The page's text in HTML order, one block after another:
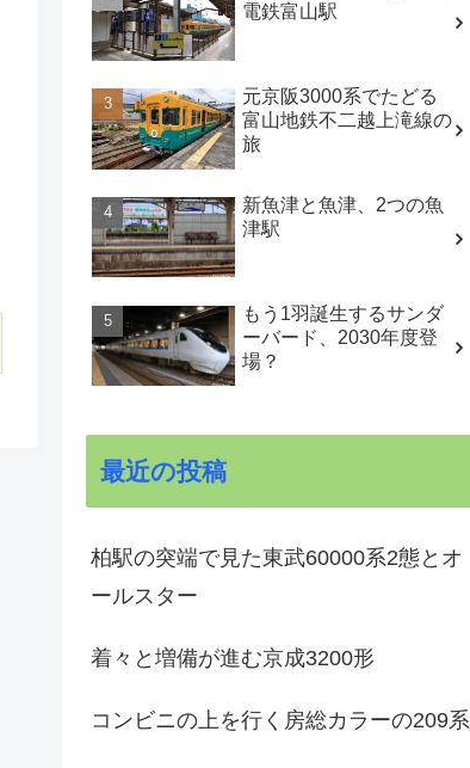
電鉄富山駅
元京阪3000系でたどる
富山地鉄不二越上滝線の
旅
新魚津と魚津、2つの魚
津駅
もう1羽誕生するサンダ
ーバード、2030年度登
場？
最近の投稿
柏駅の突端で見た東武60000系2態とオ
ールスター
着々と増備が進む京成3200形
コンビニの上を行く房総カラーの209系